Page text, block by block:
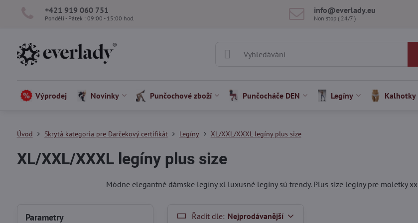
+421 919 060 751
Pondělí - Pátek : 09:00 - 15:00 hod.
info​@everlady​.eu
Non stop ( 24/7 )
Výprodej Novinky Punčochové zboží Punčocháče DEN Legíny Kalhotky
Úvod Skrytá kategoria pre Darčekový certifikát Legíny XL/XXL/XXXL legíny plus size
XL/XXL/XXXL legíny plus size
Módne elegantné dámske legíny xl luxusné legíny sú trendy. Plus size legíny pre moletky
Řadit dle: Nejprodávanější
Parametry